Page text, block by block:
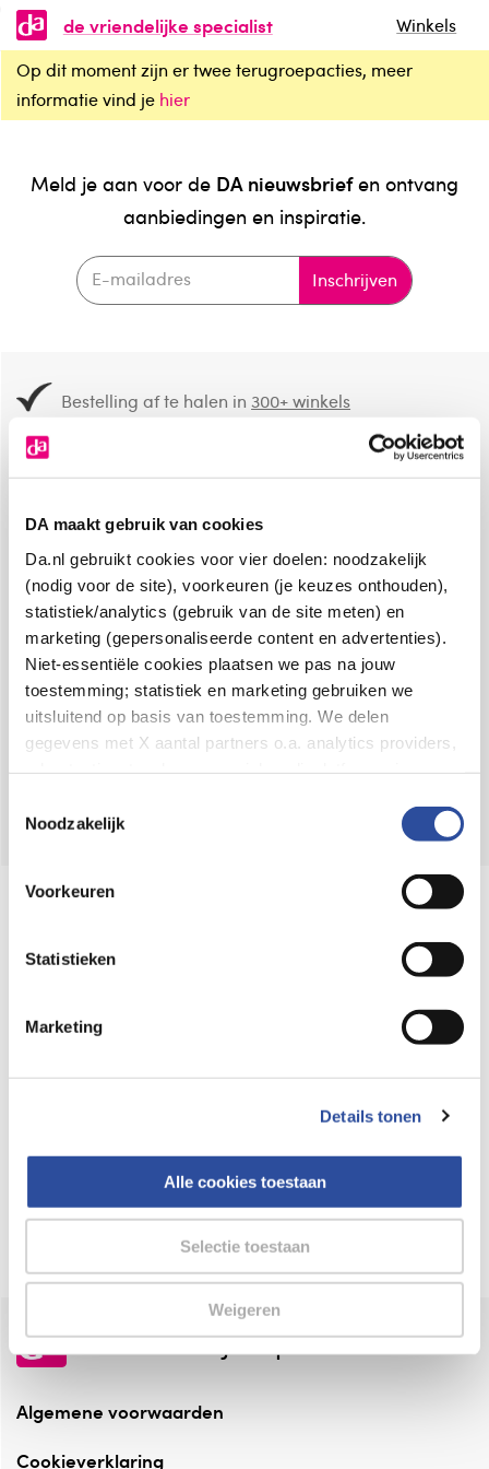
DA maakt gebruik van cookies
Da.nl gebruikt cookies voor vier doelen: noodzakelijk
(nodig voor de site), voorkeuren (je keuzes onthouden),
statistiek/analytics (gebruik van de site meten) en
marketing (gepersonaliseerde content en advertenties).
Niet-essentiële cookies plaatsen we pas na jouw
toestemming; statistiek en marketing gebruiken we
uitsluitend op basis van toestemming. We delen
gegevens met X aantal partners o.a. analytics providers,
en de bewaartermijnen per categorie. Je kunt je keuze op
gegevensverwerking staat in de
Privacyverklaring
Noodzakelijk
Voorkeuren
Statistieken
Marketing
Details tonen
Alle cookies toestaan
Selectie toestaan
Weigeren
de vriendelijke specialist
Winkels
Op dit moment zijn er twee terugroepacties, meer
informatie vind je hier
Meld je aan voor de DA nieuwsbriefen ontvang
aanbiedingen en inspiratie.
Inschrijven
Bestelling af te halen in300+ winkels
8.6 uit4.106 reviews
Over DA
Klantenservice
Assortiment
VolgDAop:
Online aanbieder medicijnen
webshop mag verkopen.
⁠Verantwoorde zorg, ⁠ook online.
Altijd onze folder bij de hand
Check onze folders ⁠bij AlleFolders.
de vriendelijke specialist
Algemene voorwaarden
Cookieverklaring